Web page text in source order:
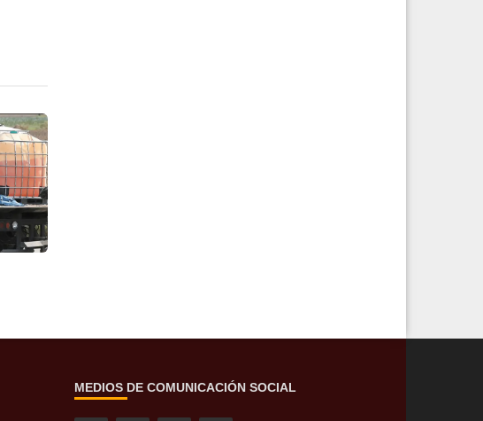
MEDIOS DE COMUNICACIÓN SOCIAL